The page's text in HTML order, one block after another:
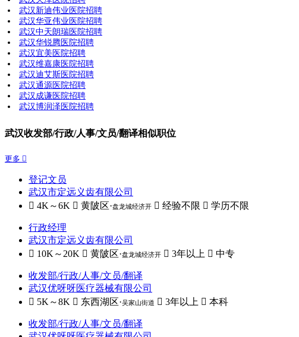
武汉新迪伟业医院招聘
武汉华亚伟业医院招聘
武汉中天朗瑞医院招聘
武汉华锐腾医院招聘
武汉宜美医院招聘
武汉维嘉康医院招聘
武汉迪艾斯医院招聘
武汉通源医院招聘
武汉成谦医院招聘
武汉博润泽医院招聘
武汉收发部/行政/人事/文员/翻译相似职位
更多 
登记文员
武汉市定远义齿有限公司
 4K～6K  黄陂区·盘龙城经济开  经验不限  学历不限
行政经理
武汉市定远义齿有限公司
 10K～20K  黄陂区·盘龙城经济开  3年以上  中专
收发部/行政/人事/文员/翻译
武汉优呀呀医疗器械有限公司
 5K～8K  东西湖区·吴家山街道  3年以上  本科
收发部/行政/人事/文员/翻译